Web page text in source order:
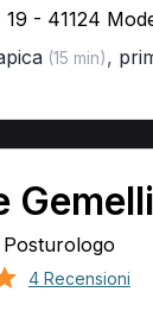
- 41124
(15 min),
Gemelli
4 Recensioni